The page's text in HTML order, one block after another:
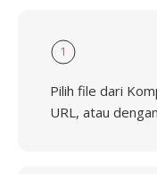
1
Pilih file dari
URL, atau